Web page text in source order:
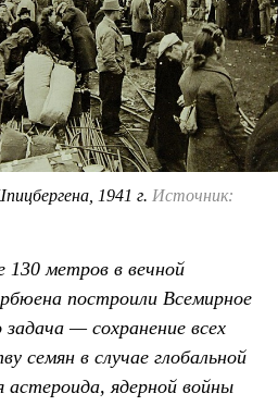
1941 г. Источник:
130 метров в вечной
построили Всемирное
— сохранение всех
семян в случае глобальной
ядерной войны